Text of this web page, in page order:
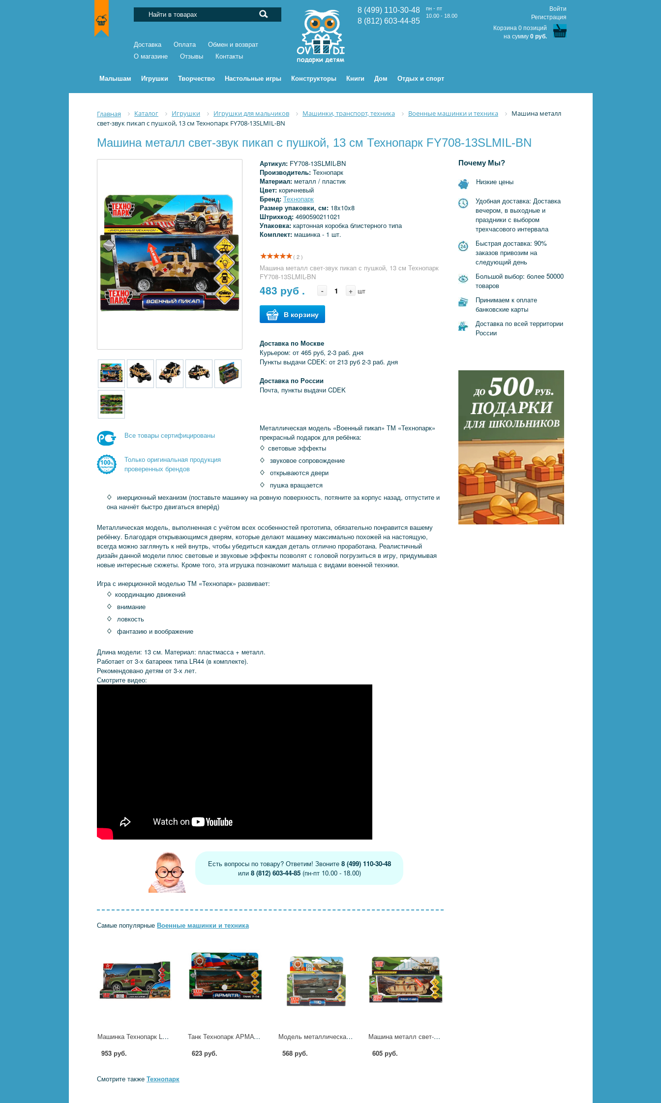
Доставка Оплата
Обмен и возврат
О магазине
Отзывы Контакты
8 (499) 110-30-48
пн - пт
10.00 - 18.00
8 (812) 603-44-85
Войти
Регистрация
Корзина 0 позиций
на сумму 0 руб.
Малышам Игрушки Творчество Настольные игры Конструкторы Книги Дом Отдых и спорт
Главная Каталог Игрушки Игрушки для мальчиков Машинки, транспорт, техника Военные машинки и техника
Машина металл
свет-звук пикап с пушкой, 13 см Технопарк FY708-13SLMIL-BN
Машина металл свет-звук пикап с пушкой, 13 см Технопарк FY708-13SLMIL-BN
Все товары сертифицированы
Только оригинальная продукция
проверенных брендов
Артикул: FY708-13SLMIL-BN
Производитель:Технопарк
Материал:металл / пластик
Цвет:коричневый
Бренд:Технопарк
Размер упаковки, см: 18x10x8
Штрихкод:4690590211021
Упаковка:картонная коробка блистерного типа
Комплект:машинка - 1 шт.
( 2 )
Машина металл свет-звук пикап с пушкой, 13 см Технопарк
FY708-13SLMIL-BN
483 руб . - + шт
В корзину
Доставка по Москве
Курьером: от 465 руб, 2-3 раб. дня
Пункты выдачи CDEK: от 213 руб 2-3 раб. дня
Доставка по России
Почта, пункты выдачи CDEK
Металлическая модель «Военный пикап» ТМ «Технопарк»
прекрасный подарок для ребёнка:
световые эффекты
звуковое сопровождение
открываются двери
пушка вращается
инерционный механизм (поставьте машинку на ровную поверхность, потяните за корпус назад, отпустите и
она начнёт быстро двигаться вперёд)
Металлическая модель, выполненная с учётом всех особенностей прототипа, обязательно понравится вашему
ребёнку. Благодаря открывающимся дверям, которые делают машинку максимально похожей на настоящую,
всегда можно заглянуть к ней внутрь, чтобы убедиться каждая деталь отлично проработана. Реалистичный
дизайн данной модели плюс световые и звуковые эффекты позволят с головой погрузиться в игру, придумывая
новые интересные сюжеты. Кроме того, эта игрушка познакомит малыша с видами военной техники.
Игра с инерционной моделью ТМ «Технопарк» развивает:
координацию движений
внимание
ловкость
фантазию и воображение
Длина модели: 13 см. Материал: пластмасса + металл.
Работает от 3-х батареек типа LR44 (в комплекте).
Рекомендовано детям от 3-х лет.
Смотрите видео:
Есть вопросы по товару? Ответим! Звоните 8 (499) 110-30-48
или 8 (812) 603-44-85(пн-пт 10.00 - 18.00)
Самые популярные Военные машинки и техника
Машинка Технопарк LADA 4x4 URBAN Армия России 19,5 см свет/звук URBANBLACK-20PLARR-GN
953 руб.
Танк Технопарк АРМАТА ТАНК Т-14 12 см свет и звук ARMATA-12SLMIL-GN
623 руб.
Модель металлическая Танк Т-90, 12 см. Технопарк SB-16-19-T90-G-WB.19 (48)
568 руб.
Машина металл свет-звук, Танк Т-90, 13 см. Технопарк SB-18-40(SL457)
605 руб.
Смотрите также Технопарк
Почему Мы?
Низкие цены
Удобная доставка: Доставка
вечером, в выходные и
праздники с выбором
трехчасового интервала
Быстрая доставка: 90%
заказов привозим на
следующий день
Большой выбор: более 50000
товаров
Принимаем к оплате
банковские карты
Доставка по всей территории
России